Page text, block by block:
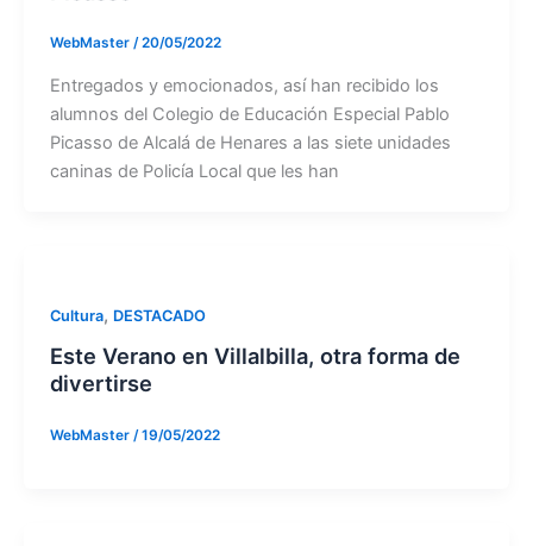
WebMaster /20/05/2022
Entregados y emocionados, así han recibido los
alumnos del Colegio de Educación Especial Pablo
Picasso de Alcalá de Henares a las siete unidades
caninas de Policía Local que les han
Cultura, DESTACADO
Este Verano en Villalbilla, otra forma de
divertirse
WebMaster /19/05/2022